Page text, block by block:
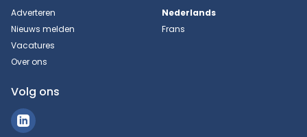
Adverteren
Nieuws melden
Vacatures
Over ons
Nederlands
Frans
Volg ons